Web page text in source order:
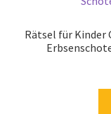
Kasse
Rätsel für Kinder